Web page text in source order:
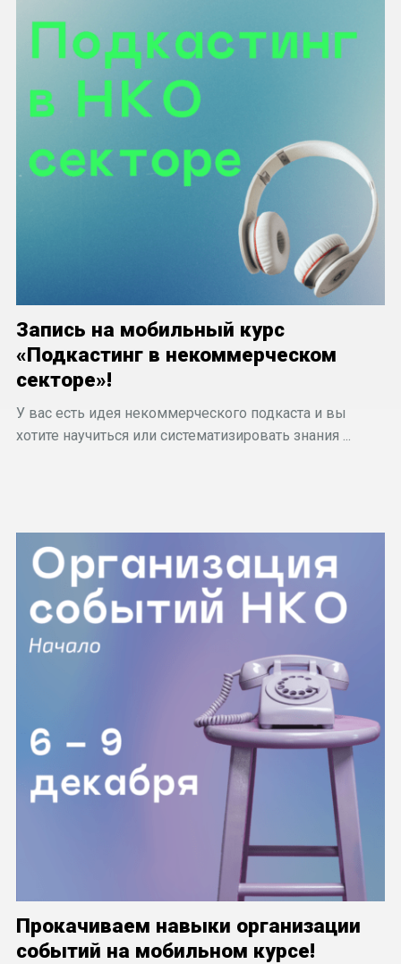
Прокачиваем навыки организации
событий на мобильном курсе!
Запись на мобильный курс
«Подкастинг в некоммерческом
секторе»!
У вас есть идея некоммерческого подкаста и вы
хотите научиться или систематизировать знания ...